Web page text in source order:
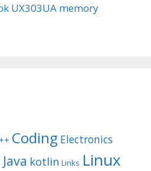
UX303UA memory
Coding Electronics
Java kotlin Links Linux